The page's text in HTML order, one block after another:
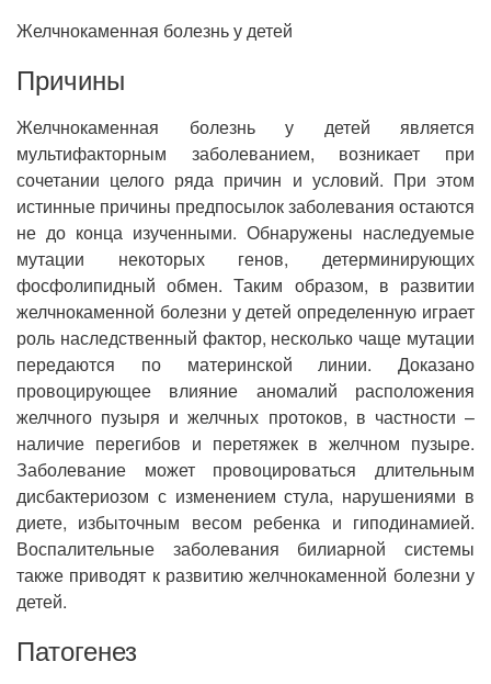
Желчнокаменная болезнь у детей
Причины
Желчнокаменная болезнь у детей является
мультифакторным заболеванием, возникает при
сочетании целого ряда причин и условий. При этом
истинные причины предпосылок заболевания остаются
не до конца изученными. Обнаружены наследуемые
мутации некоторых генов, детерминирующих
фосфолипидный обмен. Таким образом, в развитии
желчнокаменной болезни у детей определенную играет
роль наследственный фактор, несколько чаще мутации
передаются по материнской линии. Доказано
провоцирующее влияние аномалий расположения
желчного пузыря и желчных протоков, в частности –
наличие перегибов и перетяжек в желчном пузыре.
Заболевание может провоцироваться длительным
дисбактериозом с изменением стула, нарушениями в
диете, избыточным весом ребенка и гиподинамией.
Воспалительные заболевания билиарной системы
также приводят к развитию желчнокаменной болезни у
детей.
Патогенез